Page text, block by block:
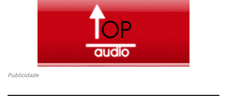
Publicidade